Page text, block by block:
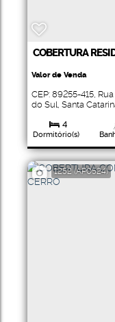
COBERTURA
CZERNIEWICZ
Valor de Venda
CEP: 89255-415,
do Sul, Santa
4
Dormitório(s)
344.01m²
1252 (AP0524)